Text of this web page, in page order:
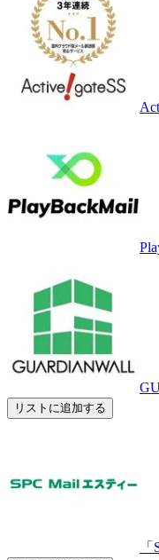
リストに追加する